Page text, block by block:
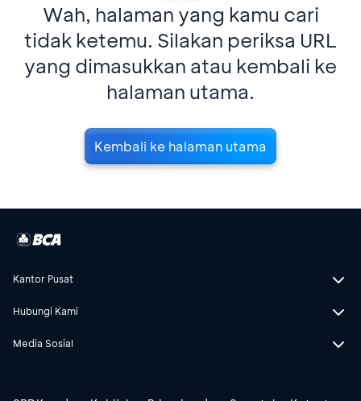
Wah, halaman yang kamu cari
tidak ketemu. Silakan periksa URL
yang dimasukkan atau kembali ke
halaman utama.
Kembali ke halaman utama
Kantor Pusat
Hubungi Kami
Media Sosial